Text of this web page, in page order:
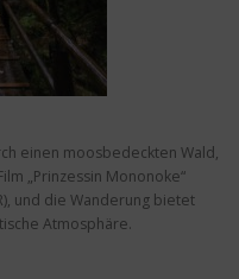
einen moosbedeckten Wald,
„Prinzessin Mononoke“
und die Wanderung bietet
Atmosphäre.